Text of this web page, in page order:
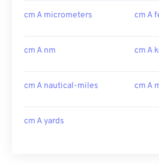
cm A micrometers cm A
cm A nm cm A
cm A nautical-miles cm A
cm A yards